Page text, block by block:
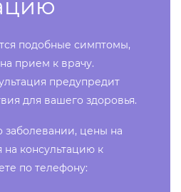
подобные симптомы,
прием к врачу.
предупредит
для вашего здоровья.
заболевании, цены на
на консультацию к
по телефону: